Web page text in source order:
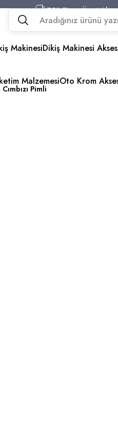
750 TL ve Üzeri
750 TL ve Üzeri
750 TL ve Üzeri
750 TL ve Üzeri
MakinesiDikiş Makinesi
MalzemesiOto Krom
Pimli